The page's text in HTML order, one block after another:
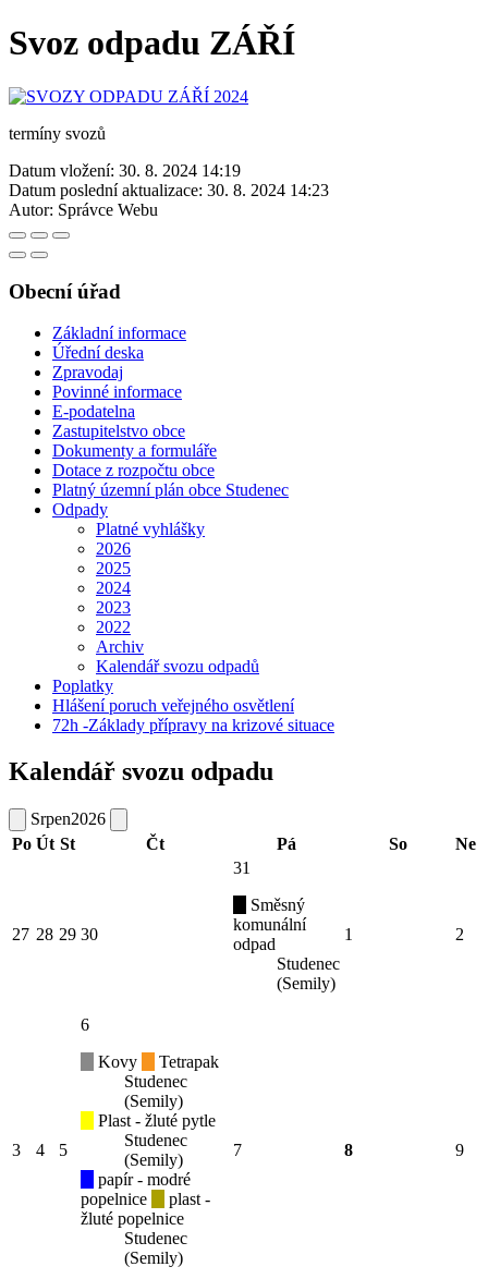
Svoz odpadu ZÁŘÍ
termíny svozů
Datum vložení: 30. 8. 2024 14:19
Datum poslední aktualizace: 30. 8. 2024 14:23
Autor: Správce Webu
Obecní úřad
Základní informace
Úřední deska
Zpravodaj
Povinné informace
E-podatelna
Zastupitelstvo obce
Dokumenty a formuláře
Dotace z rozpočtu obce
Platný územní plán obce Studenec
Odpady
Platné vyhlášky
2026
2025
2024
2023
2022
Archiv
Kalendář svozu odpadů
Poplatky
Hlášení poruch veřejného osvětlení
72h -Základy přípravy na krizové situace
Kalendář svozu odpadu
Srpen2026
Po Út St Čt Pá So Ne
27 28 29 30
31
Směsný
komunální
odpad
Studenec
(Semily)
1 2
3 4 5
6
Kovy
Tetrapak
Studenec
(Semily)
Plast - žluté pytle
Studenec
(Semily)
papír - modré
popelnice
plast -
žluté popelnice
Studenec
(Semily)
7 8 9